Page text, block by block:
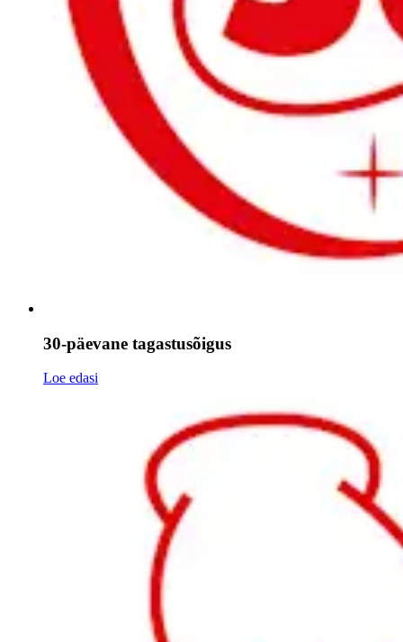
30-päevane tagastusõigus
Loe edasi